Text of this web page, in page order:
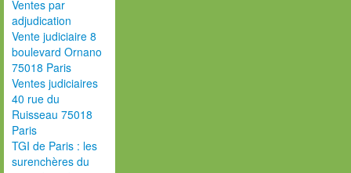
Ventes par
adjudication
Vente judiciaire 8
boulevard Ornano
75018 Paris
Ventes judiciaires
40 rue du
Ruisseau 75018
Paris
TGI de Paris : les
surenchères du